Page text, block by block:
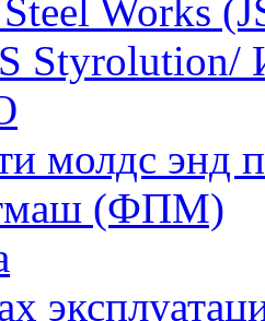
Works
молдс энд
(ФПМ)